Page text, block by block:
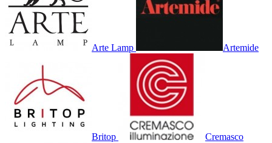
Arte Lamp Artemide
Britop Cremasco